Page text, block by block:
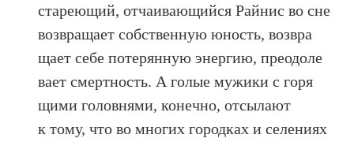
стареющий, отчаивающийся Райнис во сне
возвращает собственную юность, возвра
щает себе потерянную энергию, преодоле
вает смертность. А голые мужики с горя
щими головнями, конечно, отсылают
к тому, что во многих городках и селениях